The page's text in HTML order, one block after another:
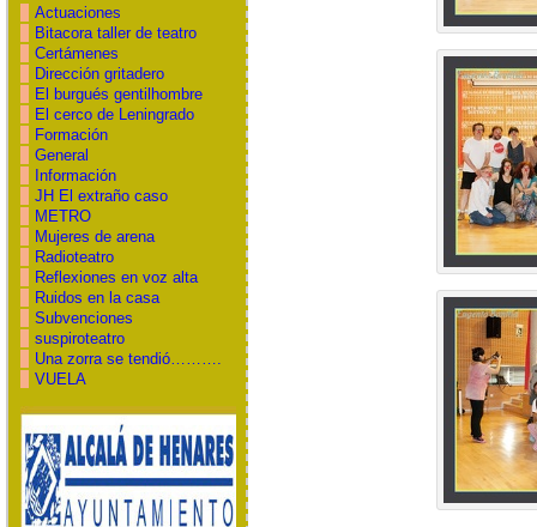
Actuaciones
Bitacora taller de teatro
Certámenes
Dirección gritadero
El burgués gentilhombre
El cerco de Leningrado
Formación
General
Información
JH El extraño caso
METRO
Mujeres de arena
Radioteatro
Reflexiones en voz alta
Ruidos en la casa
Subvenciones
suspiroteatro
Una zorra se tendió……….
VUELA